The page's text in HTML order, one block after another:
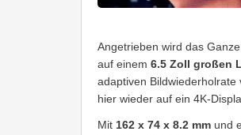
Angetrieben wird das
auf einem 6.5 Zoll großen
adaptiven Bildwiederholrate
hier wieder auf ein 4K-
Mit 162 x 74 x 8.2 mm und